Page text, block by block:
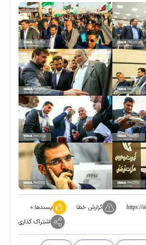
https:// گزارش خطا پسندها:۰
اشتراک گذاری